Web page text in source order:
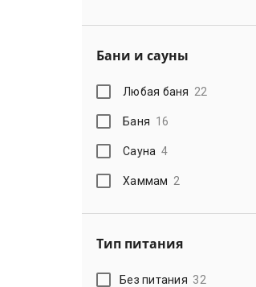
Бани и сауны
Любая баня 22
Баня 16
Сауна 4
Хаммам 2
Тип питания
Без питания 32